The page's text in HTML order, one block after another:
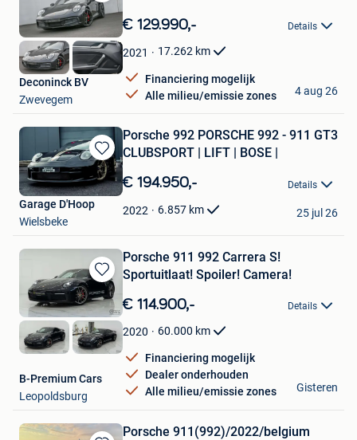
Bewaren
in
Mijn
Favorieten
€ 129.990,- Details
2021 17.262 km
Financiering mogelijk
Alle milieu/emissie zones
Deconinck BV
Zwevegem
4 aug 26
Bewaren
in
Mijn
Favorieten
Porsche 992 PORSCHE 992 - 911 GT3
CLUBSPORT | LIFT | BOSE |
€ 194.950,- Details
2022 6.857 km
Garage D'Hoop
Wielsbeke
25 jul 26
Bewaren
in
Mijn
Favorieten
Porsche 911 992 Carrera S!
Sportuitlaat! Spoiler! Camera!
€ 114.900,- Details
2020 60.000 km
Financiering mogelijk
Dealer onderhouden
Alle milieu/emissie zones
B-Premium Cars
Leopoldsburg
Gisteren
Porsche 911(992)/2022/belgium